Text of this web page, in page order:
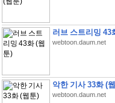
러브 스트리밍 43
webtoon.daum.net
악한 기사 33화 (
webtoon.daum.net